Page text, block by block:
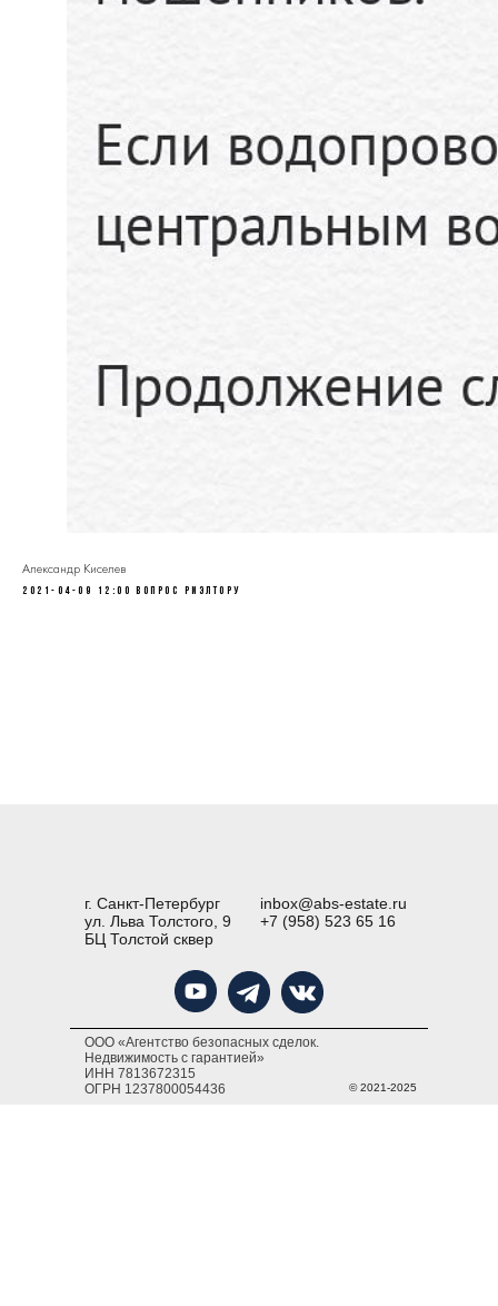
Александр Киселев
2021-04-09 12:00 Вопрос риэлтору
ООО «Агентство безопасных сделок.
Недвижимость с гарантией»
ИНН 7813672315
ОГРН 1237800054436
г. Санкт-Петербург
ул. Льва Толстого, 9
БЦ Толстой сквер
© 2021-2025
inbox@abs-estate.ru
+7 (958) 523 65 16